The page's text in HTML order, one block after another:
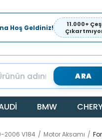
Hoş Geldiniz!
11.000+
ARA
BMW
2006 V184 Motor Aksamı